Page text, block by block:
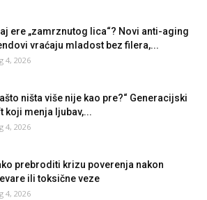
ere „zamrznutog lica“? Novi anti-aging
vraćaju mladost bez filera,...
4, 2026
ništa više nije kao pre?“ Generacijski
koji menja ljubav,...
4, 2026
prebroditi krizu poverenja nakon
ili toksične veze
4, 2026